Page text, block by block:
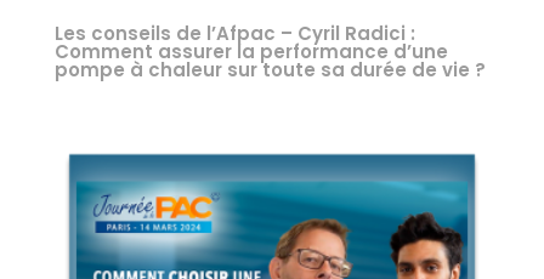
Les conseils de l’Afpac – Cyril Radici :
Comment assurer la performance d’une
pompe à chaleur sur toute sa durée de vie ?